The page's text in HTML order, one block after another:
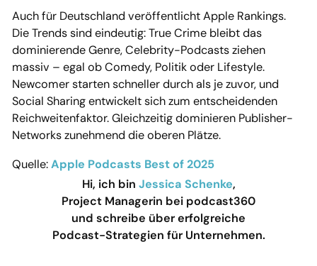
Auch für Deutschland veröffentlicht Apple Rankings.
Die Trends sind eindeutig: True Crime bleibt das
dominierende Genre, Celebrity-Podcasts ziehen
massiv – egal ob Comedy, Politik oder Lifestyle.
Newcomer starten schneller durch als je zuvor, und
Social Sharing entwickelt sich zum entscheidenden
Reichweitenfaktor. Gleichzeitig dominieren Publisher-
Networks zunehmend die oberen Plätze.
Quelle:Apple Podcasts Best of 2025
Hi, ich bin Jessica Schenke,
Project Managerin bei podcast360
und schreibe über erfolgreiche
Podcast-Strategien für Unternehmen.